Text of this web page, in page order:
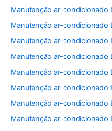
Manutenção ar-condicionado
Manutenção ar-condicionado
Manutenção ar-condicionado
Manutenção ar-condicionado
Manutenção ar-condicionado
Manutenção ar-condicionado
Manutenção ar-condicionado
Manutenção ar-condicionado